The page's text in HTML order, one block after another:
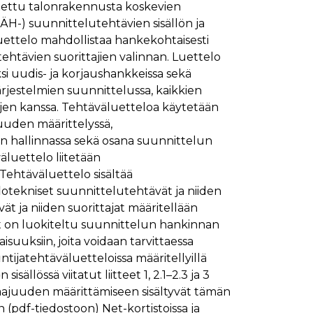
talonrakennusta koskevien
) suunnittelutehtävien sisällön ja
mahdollistaa hankekohtaisesti
suorittajien valinnan. Luettelo
ja korjaushankkeissa sekä
suunnittelussa, kaikkien
kanssa. Tehtäväluetteloa käytetään
määrittelyssä,
sekä osana suunnittelun
liitetään
sisältää
suunnittelutehtävät ja niiden
ja niiden suorittajat määritellään
on luokiteltu suunnittelun hankinnan
joita voidaan tarvittaessa
määritellyillä
viitatut liitteet 1, 2.1–2.3 ja 3
määrittämiseen sisältyvät tämän
(pdf-tiedostoon) Net-kortistoissa ja
käydylle sivulle, ja sitä käytetään sivun
yleisimmin käytettyyn analytiikkapalveluun.
Se sisältyy kuhunkin sivuston
analyysiraporteille.
kävijän mieltymysten perusteella.
vierailijan selain evästeitä.
verkkosivustoa, sekä kaikista mainoksista, jotka
median kautta.
moitteettoman toiminnan.
jonka loppukäyttäjä on saattanut nähdä
verkkosivustoa, sekä kaikista mainoksista, jotka
Kuvaus
kuukausi
kuukausi
kuukausi